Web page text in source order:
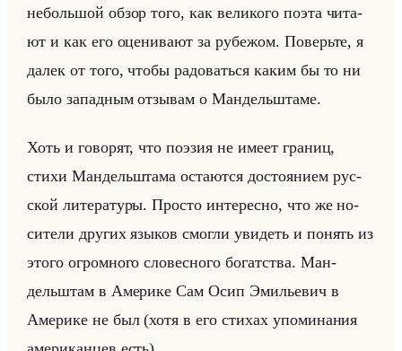
небольшой обзор того, как ве­ли­ко­го поэта чи­та­
ют и как его оце­ни­ва­ют за ру­бе­жом. По­верьте, я
далек от того, чтобы ра­до­ваться каким бы то ни
было за­пад­ным от­зы­вам о Ман­дельшта­ме.
Хоть и го­во­рят, что по­эзия не имеет гра­ниц,
стихи Ман­дельшта­ма оста­ют­ся до­сто­яни­ем рус­
ской ли­те­ра­ту­ры. Про­сто ин­те­рес­но, что же но­
си­те­ли дру­гих язы­ков смог­ли уви­деть и по­нять из
этого огром­но­го сло­вес­но­го бо­гат­ства. Ман­
дельштам в Аме­ри­ке Сам Осип Эми­лье­вич в
Аме­ри­ке не был (хотя в его сти­хах упо­ми­на­ния